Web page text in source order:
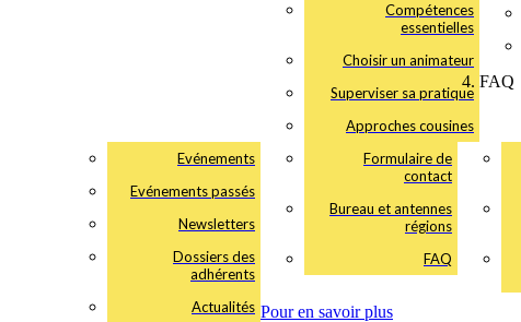
Compétences
essentielles
Choisir un animateur
Superviser sa pratique
Approches cousines
Evénements
Evénements passés
Newsletters
Dossiers des
adhérents
Actualités
Formulaire de
contact
Bureau et antennes
régions
FAQ
FAQ
Pour en savoir plus